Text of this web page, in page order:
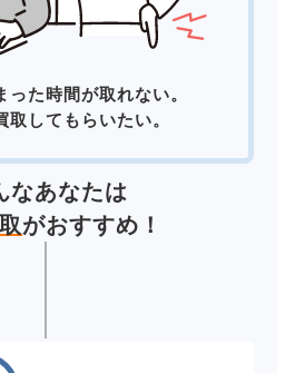
った時間が取れない。
取してもらいたい。
なあなたは
がおすすめ！